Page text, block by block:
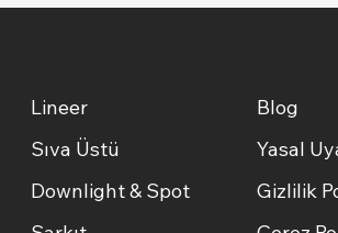
Lineer
Sıva Üstü
Downlight & Spot
Blog
Yasal
Gizlilik